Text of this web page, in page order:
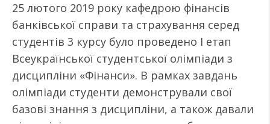
25 лютого 2019 року кафедрою фінансів
банківської справи та страхування серед
студентів 3 курсу було проведено І етап
Всеукраїнської студентської олімпіади з
дисципліни «Фінанси». В рамках завдань
олімпіади студенти демонстрували свої
базові знання з дисципліни, а також давали